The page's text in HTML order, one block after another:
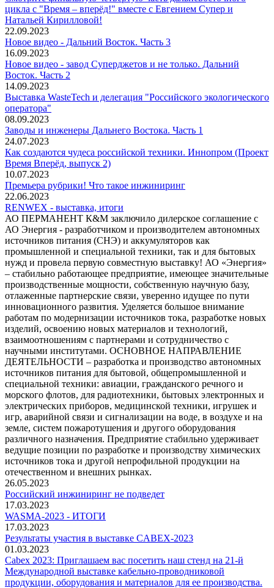
цикла с "Время – вперёд!" вместе с Евгением Супер и
Натальей Кирилловой!
22.09.2023
Новое видео - Дальний Восток. Часть 3
16.09.2023
Новое видео - завод Суперджетов и не только. Дальний
Восток. Часть 2
14.09.2023
Выставка WasteTech и делегация "Российского экологического
оператора"
08.09.2023
Заводы и инженеры Дальнего Востока. Часть 1
24.07.2023
Как создаются чудеса российской техники. Иннопром (Проект
Время Вперёд, выпуск 2)
10.07.2023
Премьера рубрики! Что такое инжиниринг
22.06.2023
RENWEX - выставка, итоги
АО ПЕРМАНЕНТ К&М заключило дилерское соглашение с
АО Энергия - разработчиком и производителем автономных
источников питания (СНЭ) и аккумуляторов как
промышленной и специальной техники, так и для бытовых
нужд и провела первую совместную выставку! АО «Энергия»
– стабильно работающее предприятие, имеющее значительные
производственные мощности, собственную научную базу,
отлаженные партнерские связи, уверенно идущее по пути
инновационного развития. Уделяется большое внимание
работам по модернизации источников тока, разработке новых
изделий, освоению новых материалов и технологий,
взаимоотношениям с партнерами и сотрудничество с
научными институтами. ОСНОВНОЕ НАПРАВЛЕНИЕ
ДЕЯТЕЛЬНОСТИ – разработка и производство автономных
источников питания для бытовой, общепромышленной и
специальной техники: авиации, гражданского речного и
морского флотов, для радиотехники, бытовых электронных и
электрических приборов, медицинской техники, игрушек и
игр, аварийной связи и сигнализации на воде, в воздухе и на
земле, систем пожаротушения и другого оборудования
различного назначения. Предприятие стабильно удерживает
ведущие позиции по разработке и производству химических
источников тока и другой непрофильной продукции на
отечественном и внешних рынках.
26.05.2023
Российский инжиниринг не подведет
17.03.2023
WASMA-2023 - ИТОГИ
17.03.2023
Результаты участия в выставке CABEX-2023
01.03.2023
Cabex 2023: Приглашаем вас посетить наш стенд на 21-й
Международной выставке кабельно-проводниковой
продукции, оборудования и материалов для ее производства.